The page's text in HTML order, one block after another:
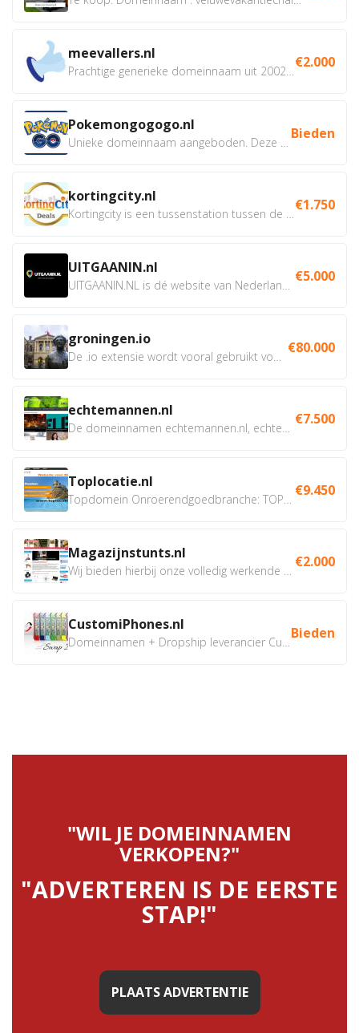
meevallers.nl €2.000
Pokemongogogo.nl Bieden
kortingcity.nl €1.750
UITGAANIN.nl €5.000
groningen.io €80.000
echtemannen.nl €7.500
Toplocatie.nl €9.450
Magazijnstunts.nl €2.000
CustomiPhones.nl Bieden
"WIL JE DOMEINNAMEN
VERKOPEN?"
"ADVERTEREN IS DE EERSTE
STAP!"
PLAATS ADVERTENTIE